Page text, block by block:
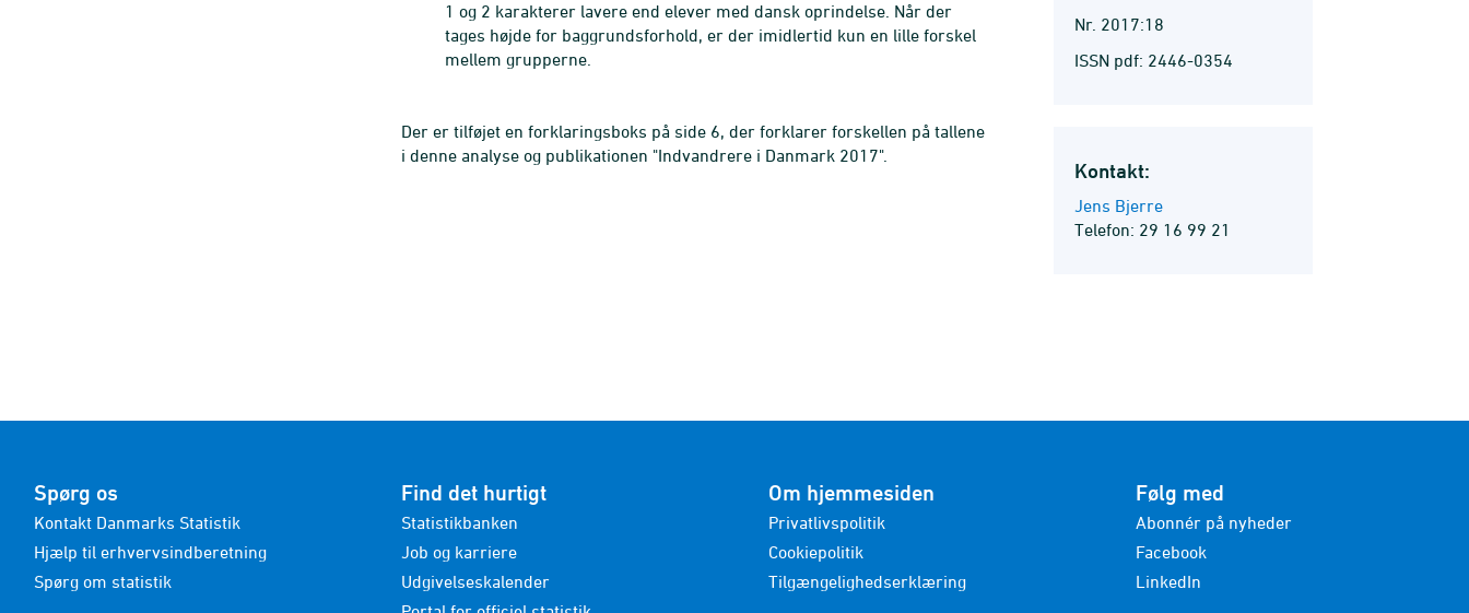
1 og 2 karakterer lavere end elever med dansk oprindelse. Når der
tages højde for baggrundsforhold, er der imidlertid kun en lille forskel
mellem grupperne.
Der er tilføjet en forklaringsboks på side 6, der forklarer forskellen på tallene
i denne analyse og publikationen "Indvandrere i Danmark 2017".
Nr. 2017:18
ISSN pdf: 2446-0354
Kontakt:
Jens Bjerre
Telefon: 29 16 99 21
Spørg os
Kontakt Danmarks Statistik
Hjælp til erhvervsindberetning
Spørg om statistik
Find det hurtigt
Statistikbanken
Job og karriere
Udgivelseskalender
Om hjemmesiden
Privatlivspolitik
Cookiepolitik
Tilgængelighedserklæring
Følg med
Abonnér på nyheder
Facebook
LinkedIn